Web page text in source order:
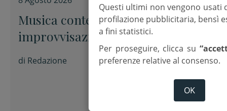
Musica contemporanea e
improvvisazione alla Fondazione
Tito Balestra di Longiano
di Redazione
Questi ultimi non vengono usati
profilazione pubblicitaria, bensì
a fini statistici.
Per proseguire, clicca su
preferenze relative al consenso.
OK